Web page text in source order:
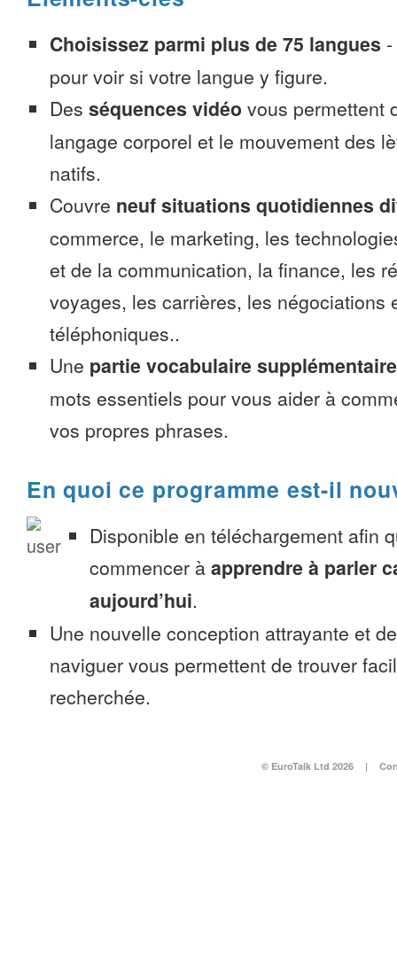
Choisissez parmi plus de 75 langues -
pour voir si votre langue y figure.
Des séquences vidéo vous permettent
langage corporel et le mouvement des
natifs.
Couvre neuf situations quotidiennes
commerce, le marketing, les
et de la communication, la finance, les
voyages, les carrières, les négociations
téléphoniques..
Une partie vocabulaire supplémentaire
mots essentiels pour vous aider à
vos propres phrases.
En quoi ce programme est-il
Disponible en téléchargement afin
commencer à apprendre à parler
aujourd’hui.
Une nouvelle conception attrayante et
naviguer vous permettent de trouver
recherchée.
© EuroTalk Ltd 2026 |